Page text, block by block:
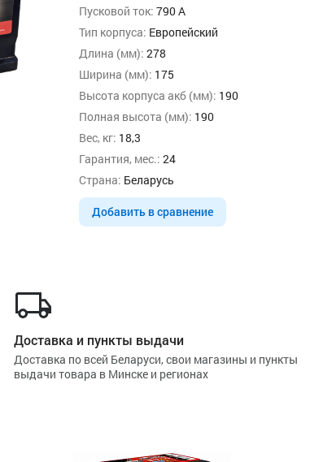
Пусковой ток: 790 А
Тип корпуса: Европейский
Длина (мм): 278
Ширина (мм): 175
Высота корпуса акб (мм): 190
Полная высота (мм): 190
Вес, кг: 18,3
Гарантия, мес.: 24
Страна: Беларусь
Добавить в сравнение
Доставка и пункты выдачи
Доставка по всей Беларуси, свои магазины и пункты
выдачи товара в Минске и регионах